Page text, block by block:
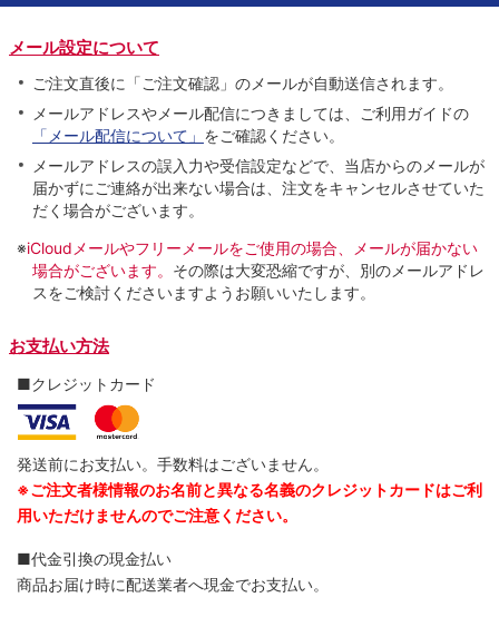
メール設定について
ご注文直後に「ご注文確認」のメールが自動送信されます。
メールアドレスやメール配信につきましては、ご利用ガイドの
「メール配信について」 をご確認ください。
メールアドレスの誤入力や受信設定などで、当店からのメールが
届かずにご連絡が出来ない場合は、注文をキャンセルさせていた
だく場合がございます。
※iCloudメールやフリーメールをご使用の場合、メールが届かない
場合がございます。 その際は大変恐縮ですが、別のメールアドレ
スをご検討くださいますようお願いいたします。
お支払い方法
■クレジットカード
発送前にお支払い。手数料はございません。
※ご注文者様情報のお名前と異なる名義のクレジットカードはご利
用いただけませんのでご注意ください。
■代金引換の現金払い
商品お届け時に配送業者へ現金でお支払い。